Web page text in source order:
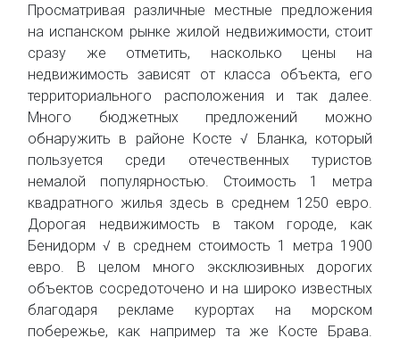
Просматривая различные местные предложения
на испанском рынке жилой недвижимости, стоит
сразу же отметить, насколько цены на
недвижимость зависят от класса объекта, его
территориального расположения и так далее.
Много бюджетных предложений можно
обнаружить в районе Косте √ Бланка, который
пользуется среди отечественных туристов
немалой популярностью. Стоимость 1 метра
квадратного жилья здесь в среднем 1250 евро.
Дорогая недвижимость в таком городе, как
Бенидорм √ в среднем стоимость 1 метра 1900
евро. В целом много эксклюзивных дорогих
объектов сосредоточено и на широко известных
благодаря рекламе курортах на морском
побережье, как например та же Косте Брава.